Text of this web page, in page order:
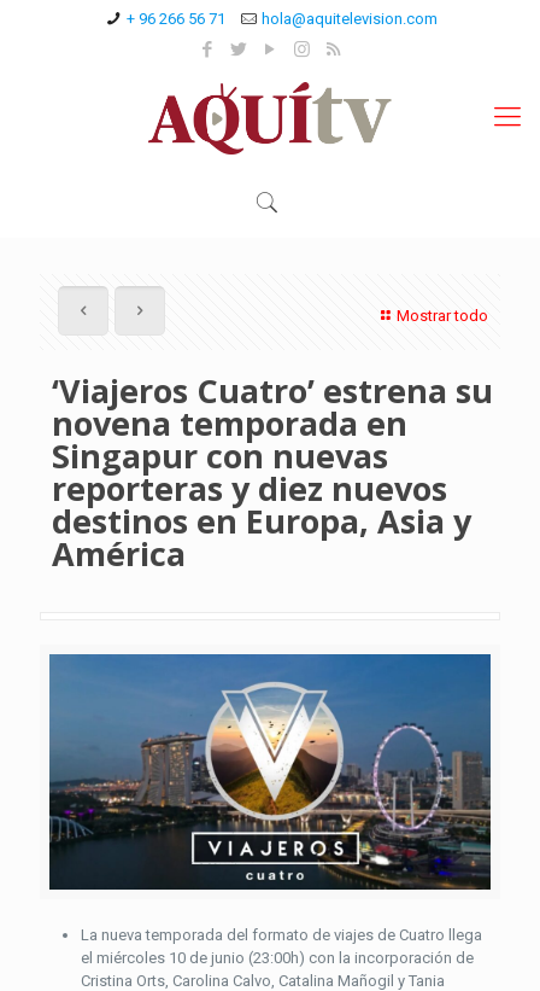
+ 96 266 56 71 hola@aquitelevision.com
Mostrar todo
‘Viajeros Cuatro’ estrena su
novena temporada en
Singapur con nuevas
reporteras y diez nuevos
destinos en Europa, Asia y
América
La nueva temporada del formato de viajes de Cuatro llega
el miércoles 10 de junio (23:00h) con la incorporación de
Cristina Orts, Carolina Calvo, Catalina Mañogil y Tania